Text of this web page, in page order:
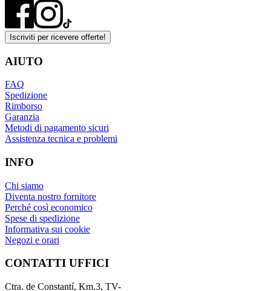
Iscriviti per ricevere offerte!
AIUTO
FAQ
Spedizione
Rimborso
Garanzia
Metodi di pagamento sicuri
Assistenza tecnica e problemi
INFO
Chi siamo
Diventa nostro fornitore
Perché così economico
Spese di spedizione
Informativa sui cookie
Negozi e orari
CONTATTI UFFICI
Ctra. de Constantí, Km.3, TV-